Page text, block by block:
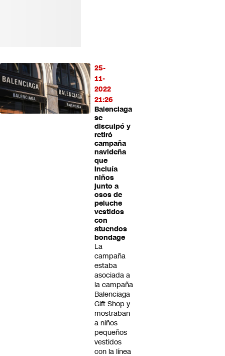
25-
11-
2022
21:26
Balenciaga
se
disculpó y
retiró
campaña
navideña
que
incluía
niños
junto a
osos de
peluche
vestidos
con
atuendos
bondage
La
campaña
estaba
asociada a
la campaña
Balenciaga
Gift Shop y
mostraban
a niños
pequeños
vestidos
con la línea